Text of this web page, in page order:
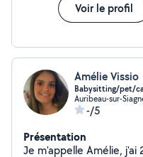
Voir le profil
Amélie Vissio
Babysitting/pet/
Auribeau-sur-
-/5
Présentation
Je m'appelle Amélie, j'ai